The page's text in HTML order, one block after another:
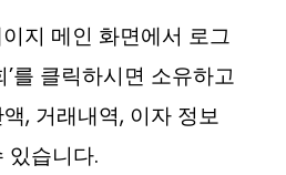
지 메인 화면에서 로그
’를 클릭하시면 소유하고
, 거래내역, 이자 정보
있습니다.